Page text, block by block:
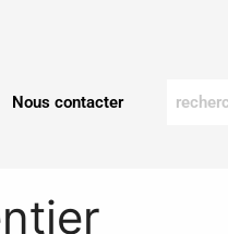
Nous contacter